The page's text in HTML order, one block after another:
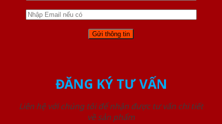
ĐĂNG KÝ TƯ VẤN
Liên hệ với chúng tôi để nhận được tư vấn chi tiết
về sản phẩm